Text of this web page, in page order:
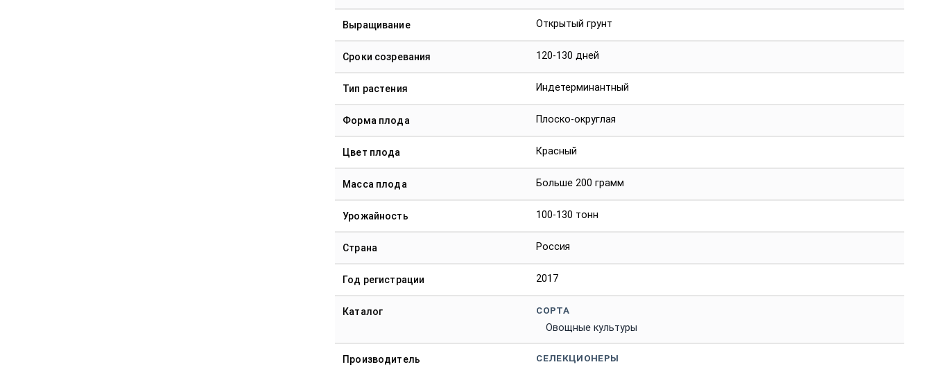
Выращивание Открытый грунт
Сроки созревания 120-130 дней
Тип растения Индетерминантный
Форма плода Плоско-округлая
Цвет плода Красный
Масса плода Больше 200 грамм
Урожайность 100-130 тонн
Страна Россия
Год регистрации 2017
Каталог СОРТА
Овощные культуры
Производитель СЕЛЕКЦИОНЕРЫ